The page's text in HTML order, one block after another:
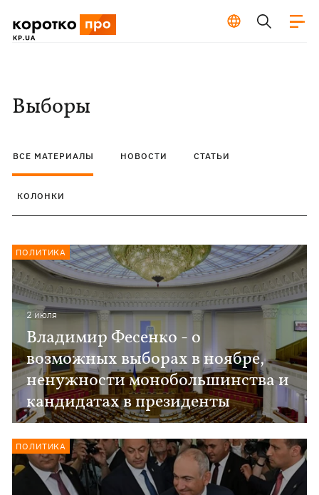
Выборы
ВСЕ МАТЕРИАЛЫ НОВОСТИ СТАТЬИ
КОЛОНКИ
2 июля
Владимир Фесенко - о
возможных выборах в ноябре,
ненужности монобольшинства и
кандидатах в президенты
ПОЛИТИКА
ПОЛИТИКА